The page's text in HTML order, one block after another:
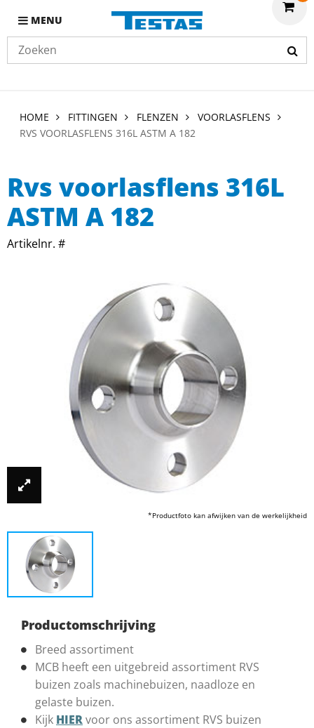
MENU
HOME FITTINGEN FLENZEN
VOORLASFLENS
RVS VOORLASFLENS 316L ASTM A 182
Rvs voorlasflens 316L
ASTM A 182
Artikelnr. #
*Productfoto kan afwijken van de werkelijkheid
Productomschrijving
Breed assortiment
MCB heeft een uitgebreid assortiment RVS
buizen zoals machinebuizen, naadloze en
gelaste buizen.
Kijk HIERvoor ons assortiment RVS buizen